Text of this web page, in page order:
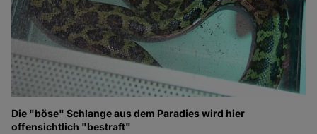
Die "böse" Schlange aus dem Paradies wird hier
offensichtlich "bestraft"